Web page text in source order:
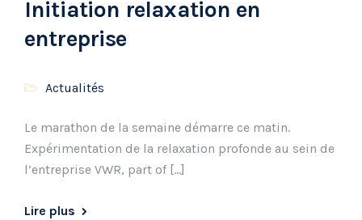
Initiation relaxation en
entreprise
Actualités
Le marathon de la semaine démarre ce matin.
Expérimentation de la relaxation profonde au sein de
l’entreprise VWR, part of […]
Lire plus